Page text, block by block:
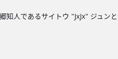
人であるサイトウ "JxJx" ジュン